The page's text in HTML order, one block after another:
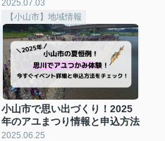
2025.07.03
【小山市】地域情報
小山市で思い出づくり！2025
年のアユまつり情報と申込方法
2025.06.25